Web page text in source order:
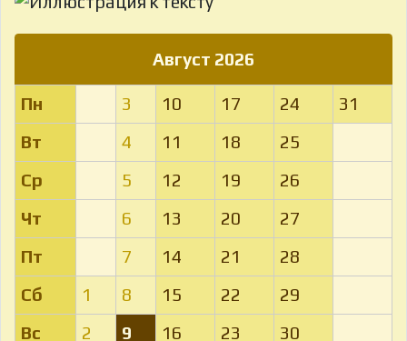
Август 2026
Пн 3 10 17 24
31
Вт
4 11 18
25
Ср
5 12 19
26
Чт
6 13 20
27
Пт
7 14 21
28
Сб
1 8 15 22
29
Вс
2 9 16 23 30